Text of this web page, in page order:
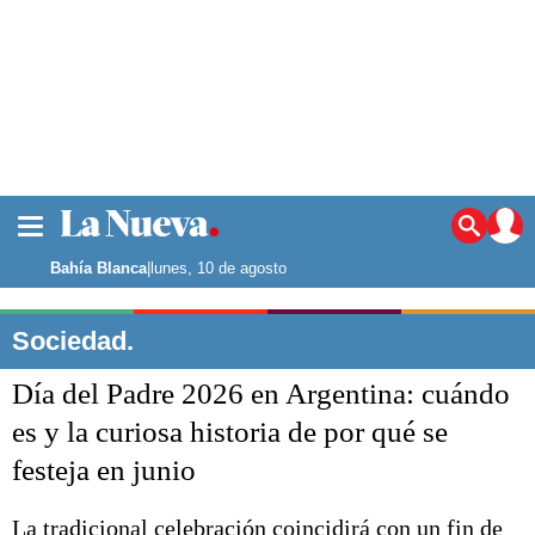
Noticias
La ciudad
Punta Alta
El mundo
Seguridad
Deportes
Liga del Sur
Bahía Blanca|lunes, 10 de agosto
Sociedad.
Día del Padre 2026 en Argentina: cuándo
es y la curiosa historia de por qué se
festeja en junio
La tradicional celebración coincidirá con un fin de